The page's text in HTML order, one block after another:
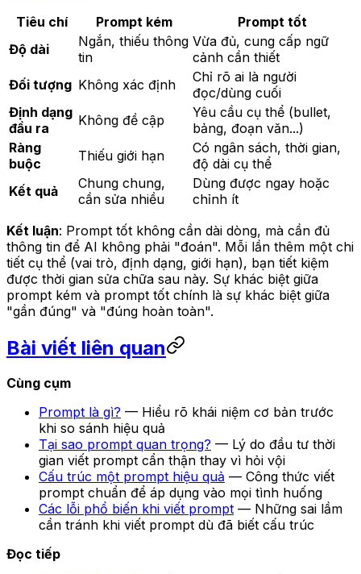
Tiêu chí Prompt kém
Prompt tốt
Độ dài
Ngắn, thiếu thông
tin
Vừa đủ, cung cấp ngữ
cảnh cần thiết
Đối tượng Không xác định
Chỉ rõ ai là người
đọc/dùng cuối
Định dạng
đầu ra
Không đề cập
Yêu cầu cụ thể (bullet,
bảng, đoạn văn...)
Ràng
buộc
Thiếu giới hạn
Có ngân sách, thời gian,
độ dài cụ thể
Kết quả
Chung chung,
cần sửa nhiều
Dùng được ngay hoặc
chỉnh ít
Kết luận: Prompt tốt không cần dài dòng, mà cần đủ
thông tin để AI không phải "đoán". Mỗi lần thêm một chi
tiết cụ thể (vai trò, định dạng, giới hạn), bạn tiết kiệm
được thời gian sửa chữa sau này. Sự khác biệt giữa
prompt kém và prompt tốt chính là sự khác biệt giữa
"gần đúng" và "đúng hoàn toàn".
Bài viết liên quan
Cùng cụm
Prompt là gì? — Hiểu rõ khái niệm cơ bản trước
khi so sánh hiệu quả
Tại sao prompt quan trọng? — Lý do đầu tư thời
gian viết prompt cẩn thận thay vì hỏi vội
Cấu trúc một prompt hiệu quả — Công thức viết
prompt chuẩn để áp dụng vào mọi tình huống
Các lỗi phổ biến khi viết prompt — Những sai lầm
cần tránh khi viết prompt dù đã biết cấu trúc
Đọc tiếp